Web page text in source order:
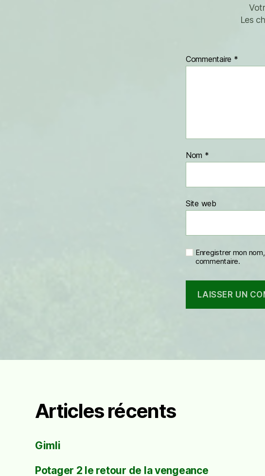
Les
Commentaire *
Nom *
Site web
Enregistrer mon
commentaire.
Articles récents
Gimli
Potager 2 le retour de la vengeance